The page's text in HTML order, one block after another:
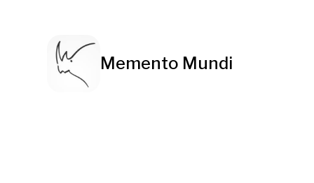
Memento Mundi